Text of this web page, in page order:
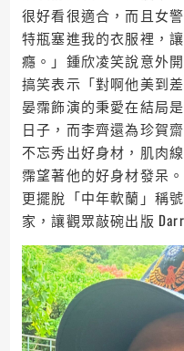
很好看很適合，而且女
特瓶塞進我的衣服裡，
癮。」鍾欣凌笑說意外
搞笑表示「對啊他美到
晏霈飾演的秉愛在結局
日子，而李齊還為珍賀
不忘秀出好身材，肌肉
霈望著他的好身材發呆
更擺脫「中年軟蘭」稱
家，讓觀眾敲碗出版